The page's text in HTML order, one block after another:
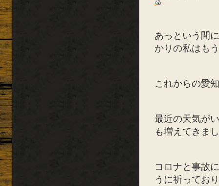
あっという間
かりの私はも
これからの愛
最近の天気が
も増えてきま
コロナと事故
うに祈ってお